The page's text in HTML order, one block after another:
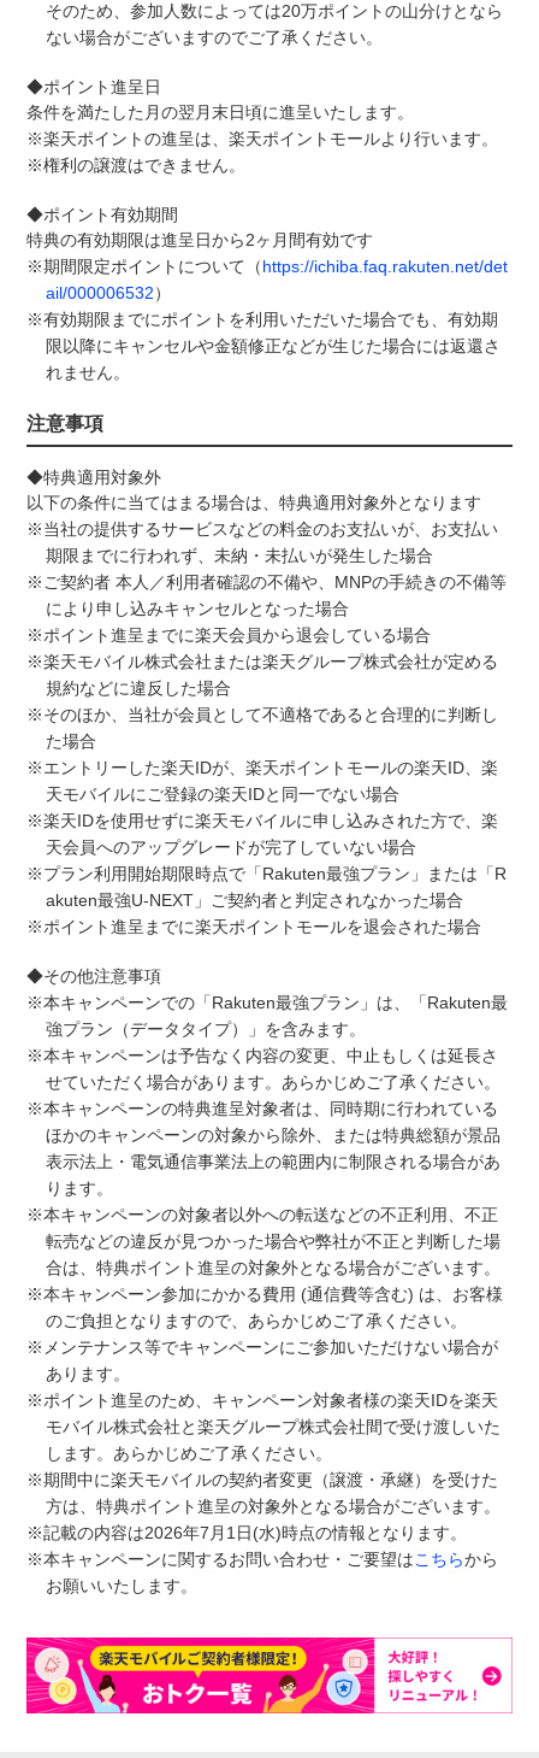
そのため、参加人数によっては20万ポイントの山分けとなら
ない場合がございますのでご了承ください。
◆ポイント進呈日
条件を満たした月の翌月末日頃に進呈いたします。
※楽天ポイントの進呈は、楽天ポイントモールより行います。
※権利の譲渡はできません。
◆ポイント有効期間
特典の有効期限は進呈日から2ヶ月間有効です
※期間限定ポイントについて（https://ichiba.faq.rakuten.net/det
ail/000006532）
※有効期限までにポイントを利用いただいた場合でも、有効期
限以降にキャンセルや金額修正などが生じた場合には返還さ
れません。
注意事項
◆特典適用対象外
以下の条件に当てはまる場合は、特典適用対象外となります
※当社の提供するサービスなどの料金のお支払いが、お支払い
期限までに行われず、未納・未払いが発生した場合
※ご契約者 本人／利用者確認の不備や、MNPの手続きの不備等
により申し込みキャンセルとなった場合
※ポイント進呈までに楽天会員から退会している場合
※楽天モバイル株式会社または楽天グループ株式会社が定める
規約などに違反した場合
※そのほか、当社が会員として不適格であると合理的に判断し
た場合
※エントリーした楽天IDが、楽天ポイントモールの楽天ID、楽
天モバイルにご登録の楽天IDと同一でない場合
※楽天IDを使用せずに楽天モバイルに申し込みされた方で、楽
天会員へのアップグレードが完了していない場合
※プラン利用開始期限時点で「Rakuten最強プラン」または「R
akuten最強U-NEXT」ご契約者と判定されなかった場合
※ポイント進呈までに楽天ポイントモールを退会された場合
◆その他注意事項
※本キャンペーンでの「Rakuten最強プラン」は、「Rakuten最
強プラン（データタイプ）」を含みます。
※本キャンペーンは予告なく内容の変更、中止もしくは延長さ
せていただく場合があります。あらかじめご了承ください。
※本キャンペーンの特典進呈対象者は、同時期に行われている
ほかのキャンペーンの対象から除外、または特典総額が景品
表示法上・電気通信事業法上の範囲内に制限される場合があ
ります。
※本キャンペーンの対象者以外への転送などの不正利用、不正
転売などの違反が見つかった場合や弊社が不正と判断した場
合は、特典ポイント進呈の対象外となる場合がございます。
※本キャンペーン参加にかかる費用 (通信費等含む) は、お客様
のご負担となりますので、あらかじめご了承ください。
※メンテナンス等でキャンペーンにご参加いただけない場合が
あります。
※ポイント進呈のため、キャンペーン対象者様の楽天IDを楽天
モバイル株式会社と楽天グループ株式会社間で受け渡しいた
します。あらかじめご了承ください。
※期間中に楽天モバイルの契約者変更（譲渡・承継）を受けた
方は、特典ポイント進呈の対象外となる場合がございます。
※記載の内容は2026年7月1日(水)時点の情報となります。
※本キャンペーンに関するお問い合わせ・ご要望はこちらから
お願いいたします。